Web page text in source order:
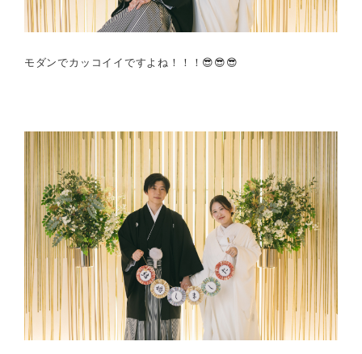
モダンでカッコイイですよね！！！😎😎😎